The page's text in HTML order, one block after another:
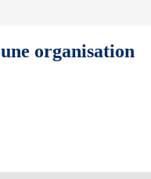
organisation